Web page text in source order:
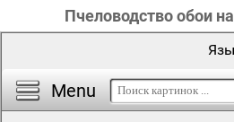
Пчеловодство обои
Menu